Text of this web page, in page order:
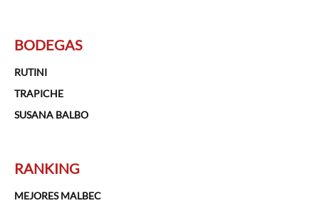
BODEGAS
RUTINI
TRAPICHE
SUSANA BALBO
RANKING
MEJORES MALBEC